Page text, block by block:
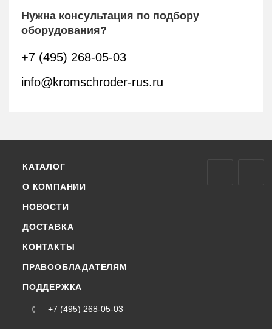
Нужна консультация по подбору
оборудования?
+7 (495) 268-05-03
info@kromschroder-rus.ru
КАТАЛОГ
О КОМПАНИИ
НОВОСТИ
ДОСТАВКА
КОНТАКТЫ
ПРАВООБЛАДАТЕЛЯМ
ПОДДЕРЖКА
+7 (495) 268-05-03